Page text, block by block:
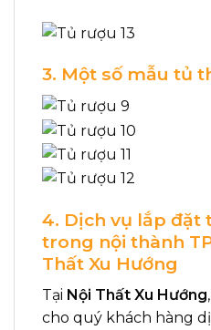
3. Một số mẫu tủ
4. Dịch vụ lắp đặt
trong nội thành
Thất Xu Hướng
Tại Nội Thất Xu Hướng
cho quý khách hàng